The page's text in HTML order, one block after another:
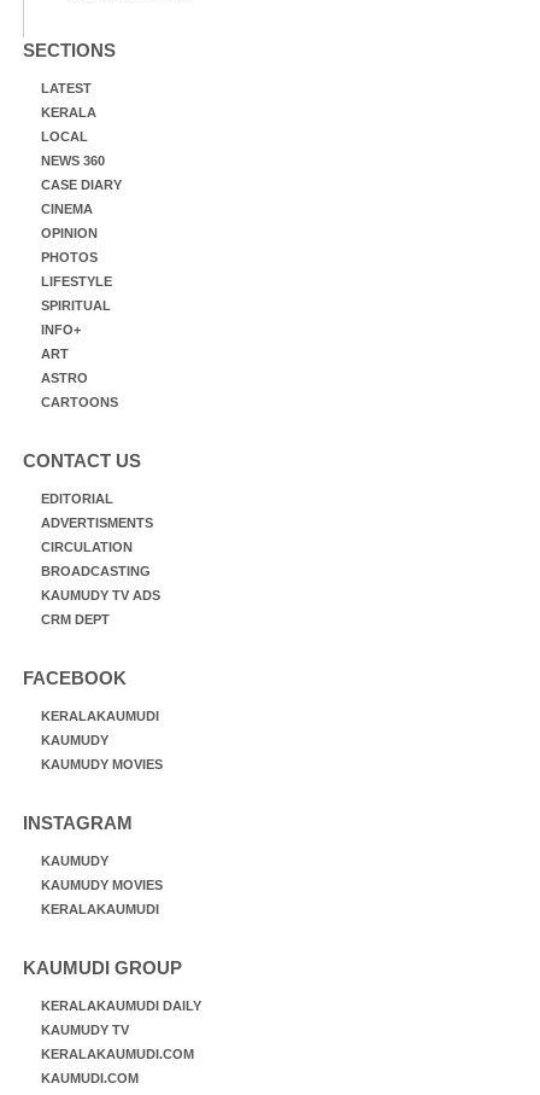
SECTIONS
LATEST
KERALA
LOCAL
NEWS 360
CASE DIARY
CINEMA
OPINION
PHOTOS
LIFESTYLE
SPIRITUAL
INFO+
ART
ASTRO
CARTOONS
CONTACT US
EDITORIAL
ADVERTISMENTS
CIRCULATION
BROADCASTING
KAUMUDY TV ADS
CRM DEPT
FACEBOOK
KERALAKAUMUDI
KAUMUDY
KAUMUDY MOVIES
INSTAGRAM
KAUMUDY
KAUMUDY MOVIES
KERALAKAUMUDI
KAUMUDI GROUP
KERALAKAUMUDI DAILY
KAUMUDY TV
KERALAKAUMUDI.COM
KAUMUDI.COM